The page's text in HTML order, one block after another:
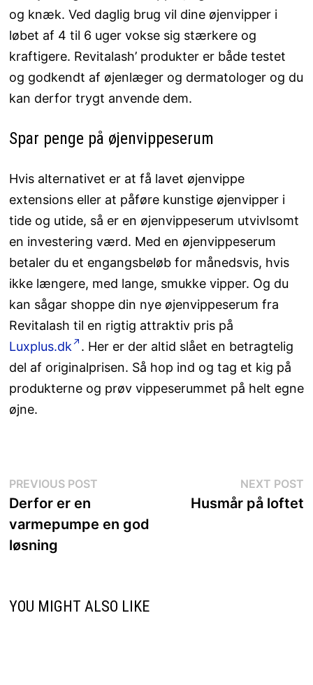
og knæk. Ved daglig brug vil dine øjenvipper i
løbet af 4 til 6 uger vokse sig stærkere og
kraftigere. Revitalash’ produkter er både testet
og godkendt af øjenlæger og dermatologer og du
kan derfor trygt anvende dem.
Spar penge på øjenvippeserum
Hvis alternativet er at få lavet øjenvippe
extensions eller at påføre kunstige øjenvipper i
tide og utide, så er en øjenvippeserum utvivlsomt
en investering værd. Med en øjenvippeserum
betaler du et engangsbeløb for månedsvis, hvis
ikke længere, med lange, smukke vipper. Og du
kan sågar shoppe din nye øjenvippeserum fra
Revitalash til en rigtig attraktiv pris på
Luxplus.dk
. Her er der altid slået en betragtelig
del af originalprisen. Så hop ind og tag et kig på
produkterne og prøv vippeserummet på helt egne
øjne.
Indlægsnavigation
PREVIOUS POSTPrevious
Derfor er en
varmepumpe en god
løsning
NEXT POST
Husmår på loftet
YOU MIGHT ALSO LIKE